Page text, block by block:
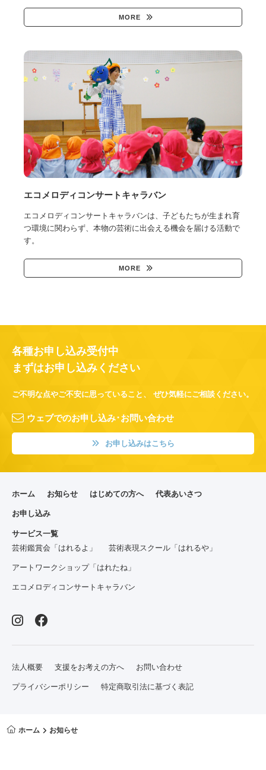
MORE
エコメロディコンサートキャラバン
エコメロディコンサートキャラバンは、子どもたちが生まれ育
つ環境に関わらず、本物の芸術に出会える機会を届ける活動で
す。
MORE
各種お申し込み受付中
まずはお申し込みください
ご不明な点やご不安に思っていること、 ぜひ気軽にご相談ください。
ウェブでのお申し込み･お問い合わせ
お申し込みはこちら
ホーム お知らせ はじめての方へ 代表あいさつ
お申し込み
サービス一覧
芸術鑑賞会「はれるよ」
芸術表現スクール「はれるや」
アートワークショップ「はれたね」
エコメロディコンサートキャラバン
法人概要 支援をお考えの方へ お問い合わせ
プライバシーポリシー 特定商取引法に基づく表記
ホーム お知らせ